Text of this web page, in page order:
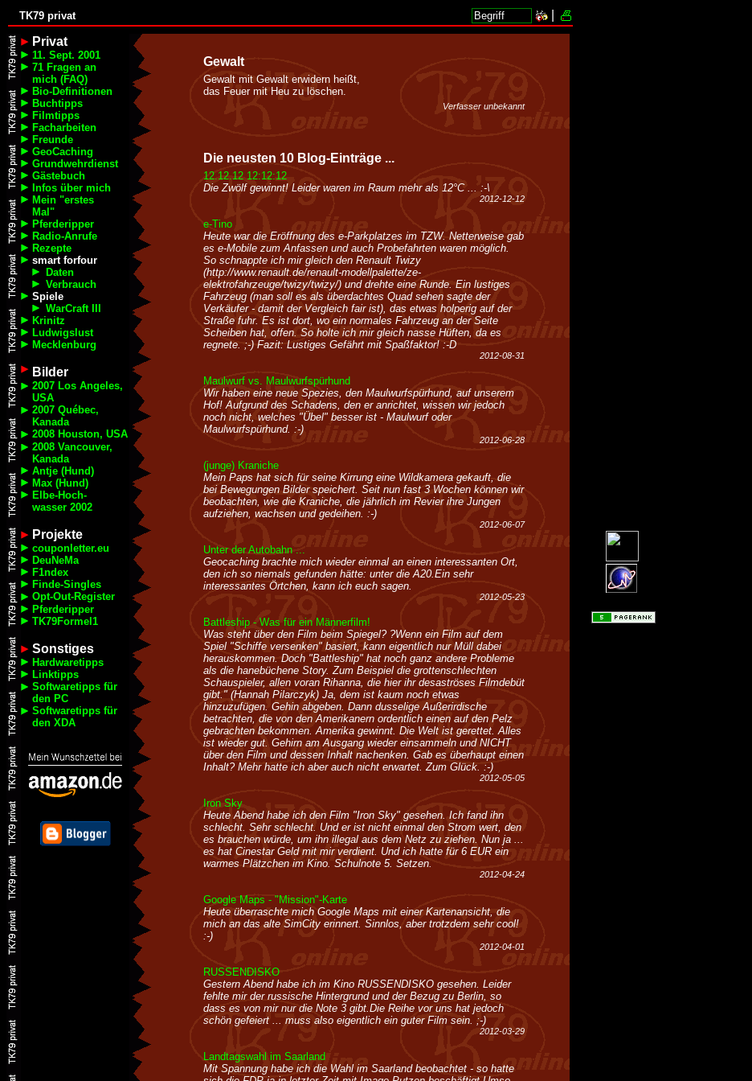
TK79 privat
Privat
11. Sept. 2001
71 Fragen an
mich (FAQ)
Bio-Definitionen
Buchtipps
Filmtipps
Facharbeiten
Freunde
GeoCaching
Grundwehrdienst
Gästebuch
Infos über mich
Mein "erstes
Mal"
Pferderipper
Radio-Anrufe
Rezepte
smart forfour
Daten
Verbrauch
Spiele
WarCraft III
Krinitz
Ludwigslust
Mecklenburg
Bilder
2007 Los Angeles,
USA
2007 Québec,
Kanada
2008 Houston, USA
2008 Vancouver,
Kanada
Antje (Hund)
Max (Hund)
Elbe-Hoch-
wasser 2002
Projekte
couponletter.eu
DeuNeMa
F1ndex
Finde-Singles
Opt-Out-Register
Pferderipper
TK79Formel1
Sonstiges
Hardwaretipps
Linktipps
Softwaretipps für
den PC
Softwaretipps für
den XDA
Gewalt
Gewalt mit Gewalt erwidern heißt,
das Feuer mit Heu zu löschen.
Verfasser unbekannt
Die neusten 10 Blog-Einträge ...
12.12.12 12:12:12
Die Zwölf gewinnt! Leider waren im Raum mehr als 12°C ... :-\
2012-12-12
e-Tino
Heute war die Eröffnung des e-Parkplatzes im TZW. Netterweise gab
es e-Mobile zum Anfassen und auch Probefahrten waren möglich.
So schnappte ich mir gleich den Renault Twizy
(http://www.renault.de/renault-modellpalette/ze-
elektrofahrzeuge/twizy/twizy/) und drehte eine Runde. Ein lustiges
Fahrzeug (man soll es als überdachtes Quad sehen sagte der
Verkäufer - damit der Vergleich fair ist), das etwas holperig auf der
Straße fuhr. Es ist dort, wo ein normales Fahrzeug an der Seite
Scheiben hat, offen. So holte ich mir gleich nasse Hüften, da es
regnete. ;-) Fazit: Lustiges Gefährt mit Spaßfaktor! :-D
2012-08-31
Maulwurf vs. Maulwurfspürhund
Wir haben eine neue Spezies, den Maulwurfspürhund, auf unserem
Hof! Aufgrund des Schadens, den er anrichtet, wissen wir jedoch
noch nicht, welches "Übel" besser ist - Maulwurf oder
Maulwurfspürhund. :-)
2012-06-28
(junge) Kraniche
Mein Paps hat sich für seine Kirrung eine Wildkamera gekauft, die
bei Bewegungen Bilder speichert. Seit nun fast 3 Wochen können wir
beobachten, wie die Kraniche, die jährlich im Revier ihre Jungen
aufziehen, wachsen und gedeihen. :-)
2012-06-07
Unter der Autobahn ...
Geocaching brachte mich wieder einmal an einen interessanten Ort,
den ich so niemals gefunden hätte: unter die A20.Ein sehr
interessantes Örtchen, kann ich euch sagen.
2012-05-23
Battleship - Was für ein Männerfilm!
Was steht über den Film beim Spiegel? ?Wenn ein Film auf dem
Spiel "Schiffe versenken" basiert, kann eigentlich nur Müll dabei
herauskommen. Doch "Battleship" hat noch ganz andere Probleme
als die hanebüchene Story. Zum Beispiel die grottenschlechten
Schauspieler, allen voran Rihanna, die hier ihr desaströses Filmdebüt
gibt." (Hannah Pilarczyk) Ja, dem ist kaum noch etwas
hinzuzufügen. Gehin abgeben. Dann dusselige Außerirdische
betrachten, die von den Amerikanern ordentlich einen auf den Pelz
gebrachten bekommen. Amerika gewinnt. Die Welt ist gerettet. Alles
ist wieder gut. Gehirn am Ausgang wieder einsammeln und NICHT
über den Film und dessen Inhalt nachenken. Gab es überhaupt einen
Inhalt? Mehr hatte ich aber auch nicht erwartet. Zum Glück. :-)
2012-05-05
Iron Sky
Heute Abend habe ich den Film "Iron Sky" gesehen. Ich fand ihn
schlecht. Sehr schlecht. Und er ist nicht einmal den Strom wert, den
es brauchen würde, um ihn illegal aus dem Netz zu ziehen. Nun ja ...
es hat Cinestar Geld mit mir verdient. Und ich hatte für 6 EUR ein
warmes Plätzchen im Kino. Schulnote 5. Setzen.
2012-04-24
Google Maps - "Mission"-Karte
Heute überraschte mich Google Maps mit einer Kartenansicht, die
mich an das alte SimCity erinnert. Sinnlos, aber trotzdem sehr cool!
:-)
2012-04-01
RUSSENDISKO
Gestern Abend habe ich im Kino RUSSENDISKO gesehen. Leider
fehlte mir der russische Hintergrund und der Bezug zu Berlin, so
dass es von mir nur die Note 3 gibt.Die Reihe vor uns hat jedoch
schön gefeiert ... muss also eigentlich ein guter Film sein. ;-)
2012-03-29
Landtagswahl im Saarland
Mit Spannung habe ich die Wahl im Saarland beobachtet - so hatte